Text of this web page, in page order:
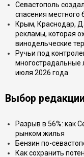
Севастополь
спасения местного
Крым, Краснодар,
рекламы, которая
винодельческие
Ручьи под
многострадальные
июля 2026 года
Выбор редакции
Разрыв в 56%: как
рынком жилья
Бензин по-
Как сохранить